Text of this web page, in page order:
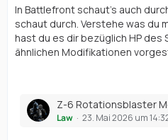
In Battlefront schaut's auch
schaut durch. Verstehe was du
hast du es dir bezüglich HP
ähnlichen Modifikationen
Z-6 Rotationsblaster
Law 23. Mai 2026 um